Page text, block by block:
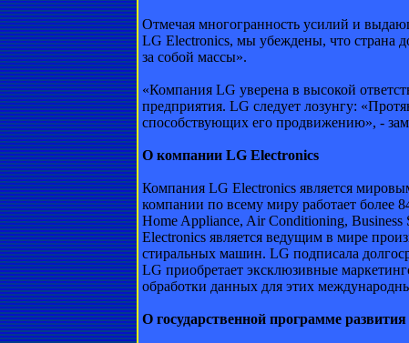
Отмечая многогранность усилий и
LG Electronics, мы убеждены, что страна
за собой массы».
«Компания LG уверена в высокой
предприятия. LG следует лозунгу:
способствующих его продвижению», -
О компании LG Electronics
Компания LG Electronics является
компании по всему миру работает более
Home Appliance, Air Conditioning,
Electronics является ведущим в мире
стиральных машин. LG подписала
LG приобретает эксклюзивные
обработки данных для этих
О государственной программе